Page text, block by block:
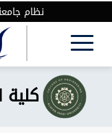
نظام